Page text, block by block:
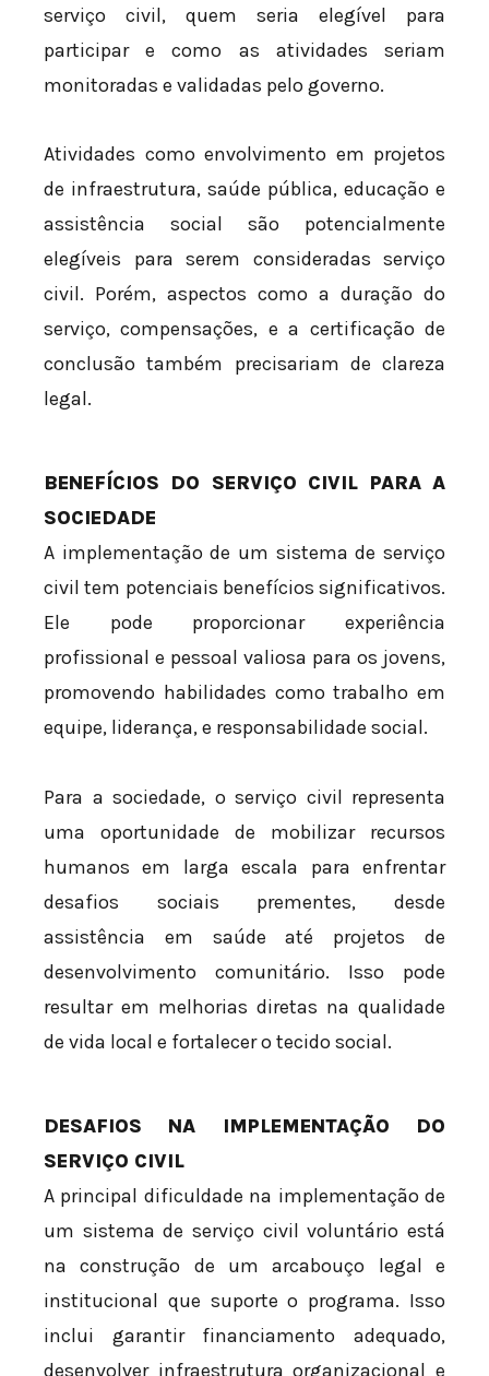
serviço civil, quem seria elegível para
participar e como as atividades seriam
monitoradas e validadas pelo governo.
Atividades como envolvimento em projetos
de infraestrutura, saúde pública, educação e
assistência social são potencialmente
elegíveis para serem consideradas serviço
civil. Porém, aspectos como a duração do
serviço, compensações, e a certificação de
conclusão também precisariam de clareza
legal.
BENEFÍCIOS DO SERVIÇO CIVIL PARA A
SOCIEDADE
A implementação de um sistema de serviço
civil tem potenciais benefícios significativos.
Ele pode proporcionar experiência
profissional e pessoal valiosa para os jovens,
promovendo habilidades como trabalho em
equipe, liderança, e responsabilidade social.
Para a sociedade, o serviço civil representa
uma oportunidade de mobilizar recursos
humanos em larga escala para enfrentar
desafios sociais prementes, desde
assistência em saúde até projetos de
desenvolvimento comunitário. Isso pode
resultar em melhorias diretas na qualidade
de vida local e fortalecer o tecido social.
DESAFIOS NA IMPLEMENTAÇÃO DO
SERVIÇO CIVIL
A principal dificuldade na implementação de
um sistema de serviço civil voluntário está
na construção de um arcabouço legal e
institucional que suporte o programa. Isso
inclui garantir financiamento adequado,
desenvolver infraestrutura organizacional e